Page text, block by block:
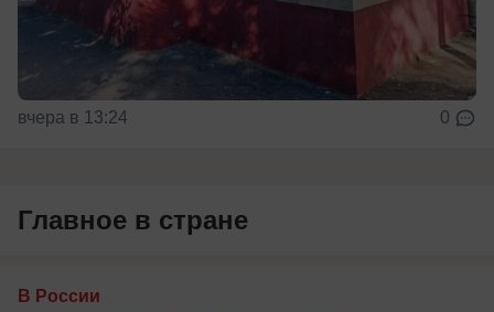
вчера в 13:24 0
Главное в стране
В России